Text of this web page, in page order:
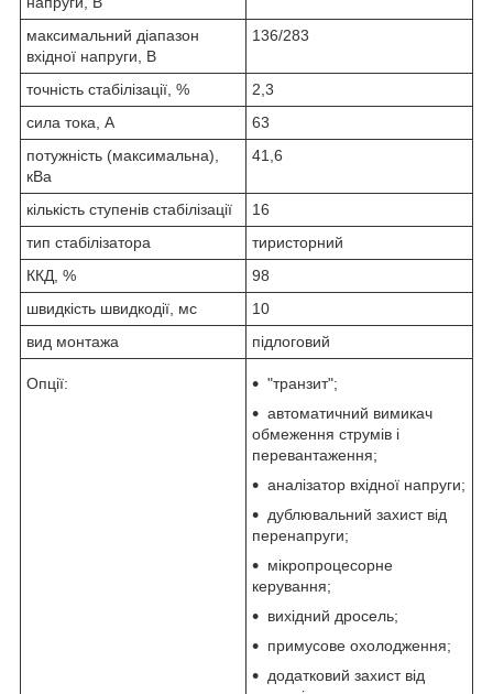
максимальний діапазон
вхідної напруги, В
136/283
точність стабілізації, %
2,3
сила тока, А
63
потужність (максимальна),
кВа
41,6
кількість ступенів стабілізації
16
тип стабілізатора
тиристорний
ККД, %
98
швидкість швидкодії, мс
10
вид монтажа
підлоговий
Опції:
"транзит";
автоматичний вимикач
обмеження струмів і
перевантаження;
аналізатор вхідної напруги;
дублювальний захист від
перенапруги;
мікропроцесорне
керування;
вихідний дросель;
примусове охолодження;
додатковий захист від